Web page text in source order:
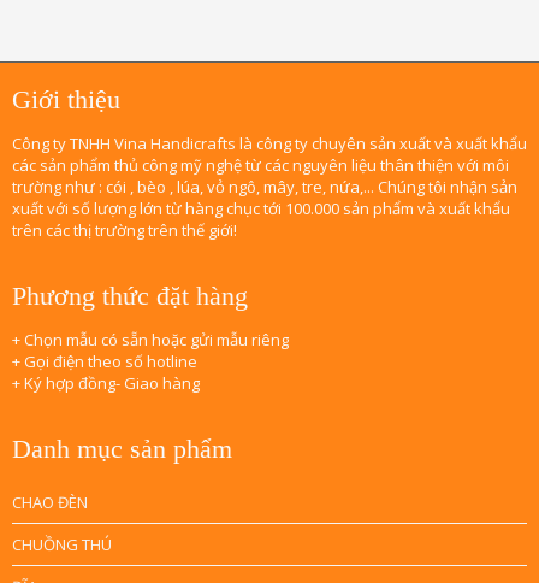
Giới thiệu
Công ty TNHH Vina Handicrafts là công ty chuyên sản xuất và xuất khẩu
các sản phẩm thủ công mỹ nghệ từ các nguyên liệu thân thiện với môi
trường như : cói , bèo , lúa, vỏ ngô, mây, tre, nứa,... Chúng tôi nhận sản
xuất với số lượng lớn từ hàng chục tới 100.000 sản phẩm và xuất khẩu
trên các thị trường trên thế giới!
Phương thức đặt hàng
+ Chọn mẫu có sẵn hoặc gửi mẫu riêng
+ Gọi điện theo số hotline
+ Ký hợp đồng- Giao hàng
Danh mục sản phẩm
CHAO ĐÈN
CHUỒNG THÚ